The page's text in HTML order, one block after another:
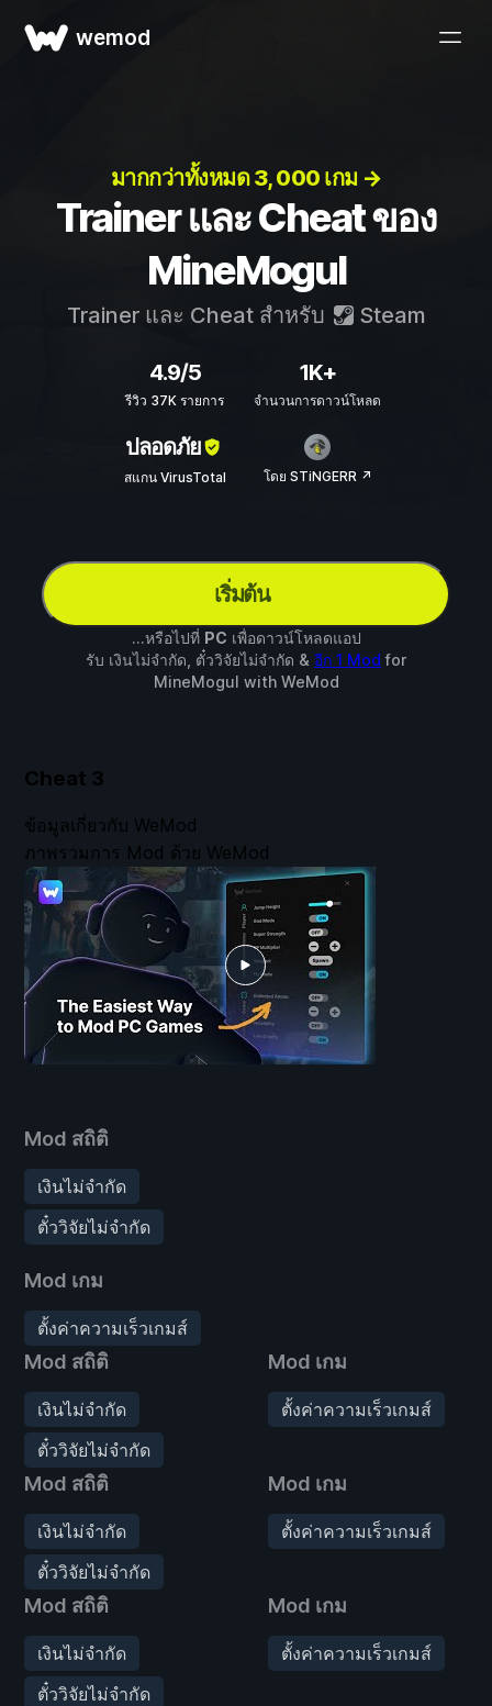
wemod
มากกว่าทั้งหมด 3, 000 เกม →
Trainer และ Cheat ของ
MineMogul
Trainer และ Cheat สำหรับ Steam
4.9/5
รีวิว 37K รายการ
1K+
จำนวนการดาวน์โหลด
ปลอดภัย
สแกน VirusTotal โดย STiNGERR ↗
เริ่มต้น
...หรือไปที่ PC เพื่อดาวน์โหลดแอป
รับ เงินไม่จำกัด, ตั๋ววิจัยไม่จำกัด & อีก 1 Mod for
MineMogul with WeMod
Cheat 3
Mod สถิติ
เงินไม่จำกัด
ตั๋ววิจัยไม่จำกัด
Mod เกม
ตั้งค่าความเร็วเกมส์
Mod สถิติ
เงินไม่จำกัด
ตั๋ววิจัยไม่จำกัด
Mod เกม
ตั้งค่าความเร็วเกมส์
Mod สถิติ
เงินไม่จำกัด
ตั๋ววิจัยไม่จำกัด
Mod เกม
ตั้งค่าความเร็วเกมส์
Mod สถิติ
เงินไม่จำกัด
ตั๋ววิจัยไม่จำกัด
Mod เกม
ตั้งค่าความเร็วเกมส์
ข้อมูลเกี่ยวกับ WeMod
ภาพรวมการ Mod ด้วย WeMod